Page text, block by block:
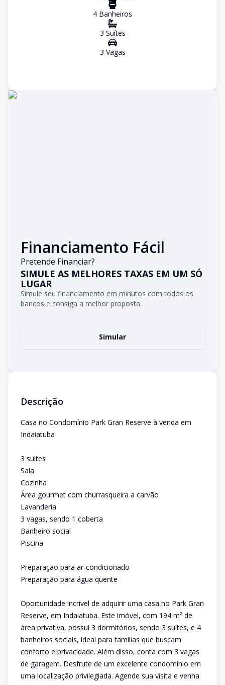
4 Banheiros
3 Suítes
3 Vagas
Financiamento Fácil
Pretende Financiar?
SIMULE AS MELHORES TAXAS EM UM SÓ
LUGAR
Simule seu financiamento em minutos com todos os
bancos e consiga a melhor proposta.
Simular
Descrição
Casa no Condomínio Park Gran Reserve à venda em
Indaiatuba
3 suítes
Sala
Cozinha
Área gourmet com churrasqueira a carvão
Lavanderia
3 vagas, sendo 1 coberta
Banheiro social
Piscina
Preparação para ar-condicionado
Preparação para água quente
Oportunidade incrível de adquirir uma casa no Park Gran
Reserve, em Indaiatuba. Este imóvel, com 194 m² de
área privativa, possui 3 dormitórios, sendo 3 suítes, e 4
banheiros sociais, ideal para famílias que buscam
conforto e privacidade. Além disso, conta com 3 vagas
de garagem. Desfrute de um excelente condomínio em
uma localização privilegiada. Agende sua visita e venha